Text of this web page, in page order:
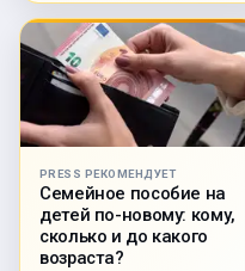
PRESS РЕКОМЕНДУЕТ
Семейное пособие на
детей по-новому: кому,
сколько и до какого
возраста?